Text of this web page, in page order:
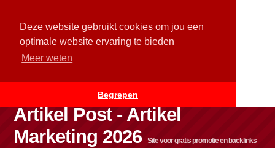
Deze website gebruikt cookies om jou een
optimale website ervaring te bieden
Meer weten
Begrepen
Artikel Post - Artikel
Marketing 2026
Site voor gratis promotie en backlinks